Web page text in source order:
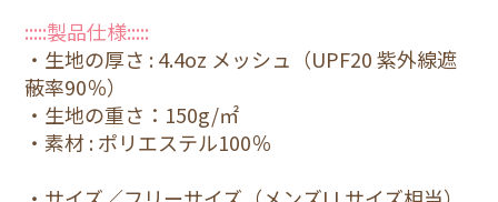
:::::製品仕様:::::
・生地の厚さ : 4.4oz メッシュ（UPF20 紫外線遮
蔽率90％）
・生地の重さ：150g/㎡
・素材 : ポリエステル100％